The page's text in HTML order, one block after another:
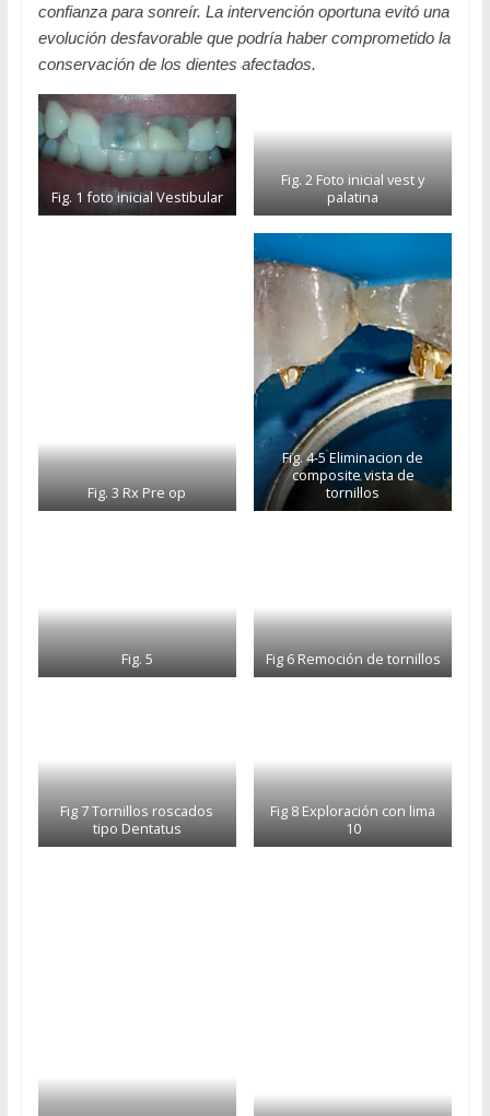
confianza para sonreír. La intervención oportuna evitó una
evolución desfavorable que podría haber comprometido la
conservación de los dientes afectados.
Fig. 1 foto inicial Vestibular
Fig. 2 Foto inicial vest y
palatina
Fig. 3 Rx Pre op
Fig. 4-5 Eliminacion de
composite vista de
tornillos
Fig. 5 Fig 6 Remoción de tornillos
Fig 7 Tornillos roscados
tipo Dentatus
Fig 8 Exploración con lima
10